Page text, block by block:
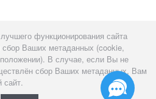
функционирования сайта
Ваших метаданных (cookie,
В случае, если Вы не
сбор Ваших метаданных, Вам
сайт.